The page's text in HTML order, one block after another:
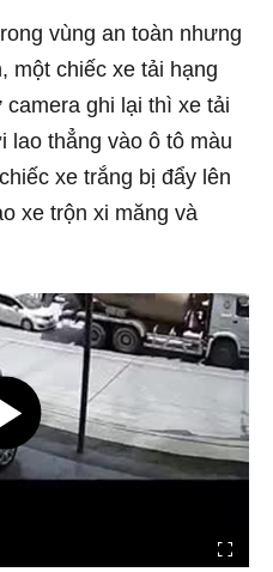
vùng an toàn nhưng
một chiếc xe tải hạng
ghi lại thì xe tải
lao thẳng vào ô tô màu
xe trắng bị đẩy lên
xe trộn xi măng và